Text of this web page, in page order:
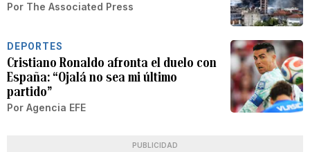
Por The Associated Press
DEPORTES
Cristiano Ronaldo afronta el duelo con
España: “Ojalá no sea mi último
partido”
Por Agencia EFE
PUBLICIDAD